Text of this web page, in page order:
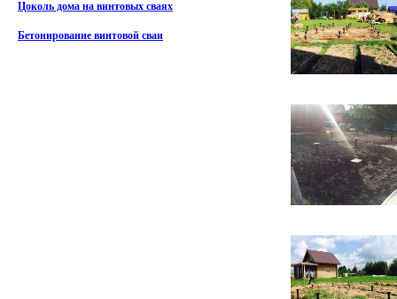
Цоколь дома на винтовых сваях
Бетонирование винтовой сваи